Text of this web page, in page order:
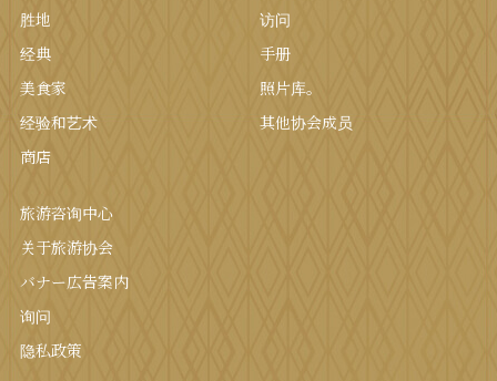
胜地
经典
美食家
经验和艺术
商店
访问
手册
照片库。
其他协会成员
旅游咨询中心
关于旅游协会
バナー広告案内
询问
隐私政策